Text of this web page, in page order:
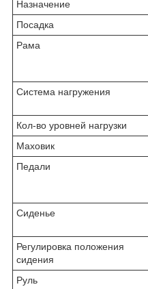
Назначение
Посадка
Рама
Система нагружения
Кол-во уровней нагрузки
Маховик
Педали
Сиденье
Регулировка положения
сидения
Руль